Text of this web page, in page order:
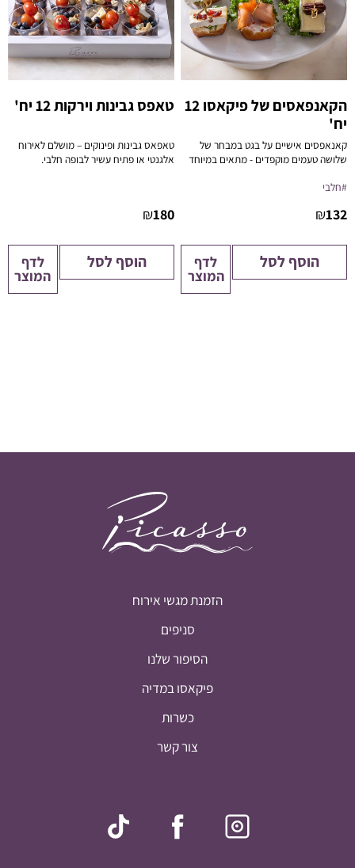
0
₪
חלק מההנחות יחושבו במסך התשלום
הקאנפאסים של פיקאסו 12
יח'
קאנאפסים אישיים על בגט במבחר של
שלושה טעמים מוקפדים - מתאים במיוחד
קבלות פנים, פגישות עסקיות או הרמות
#חלבי
132
₪
הוסף לסל לדף
המוצר
טאפס גבינות וירקות 12 יח'
טאפאס גבינות ופינוקים – מושלם לאירוח
אלגנטי או פתיח עשיר לבופה חלבי.
180
₪
הוסף לסל לדף
המוצר
הזמנת מגשי אירוח
סניפים
הסיפור שלנו
פיקאסו במדיה
כשרות
צור קשר